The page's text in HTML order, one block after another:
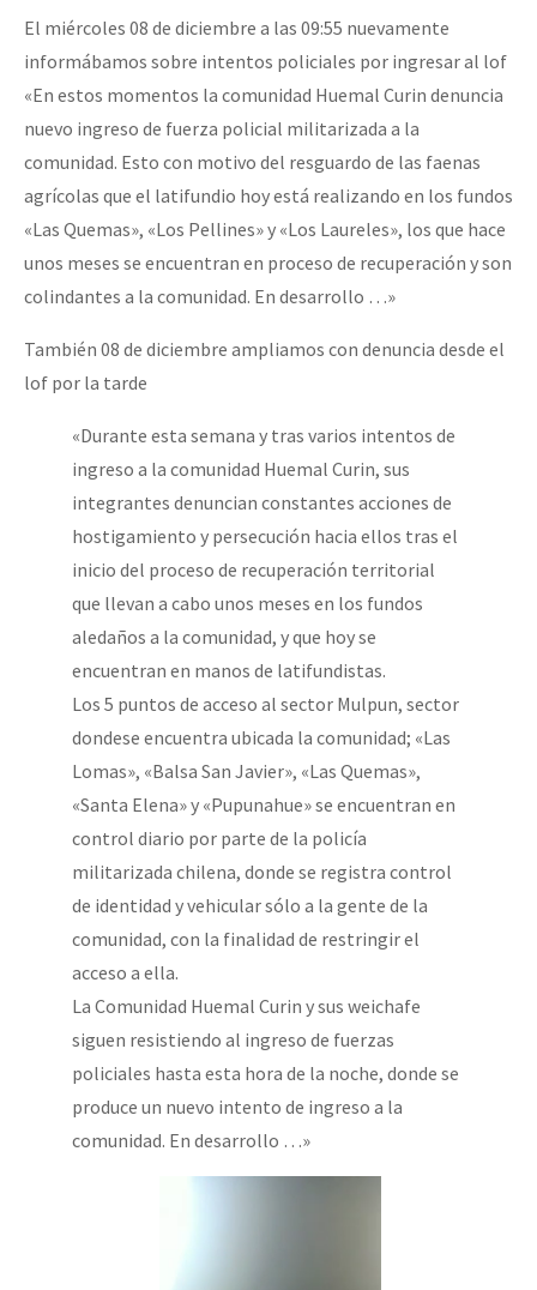
El miércoles 08 de diciembre a las 09:55 nuevamente
informábamos sobre intentos policiales por ingresar al lof
«En estos momentos la comunidad Huemal Curin denuncia
nuevo ingreso de fuerza policial militarizada a la
comunidad. Esto con motivo del resguardo de las faenas
agrícolas que el latifundio hoy está realizando en los fundos
«Las Quemas», «Los Pellines» y «Los Laureles», los que hace
unos meses se encuentran en proceso de recuperación y son
colindantes a la comunidad. En desarrollo …»
También 08 de diciembre ampliamos con denuncia desde el
lof por la tarde
«Durante esta semana y tras varios intentos de
ingreso a la comunidad Huemal Curin, sus
integrantes denuncian constantes acciones de
hostigamiento y persecución hacia ellos tras el
inicio del proceso de recuperación territorial
que llevan a cabo unos meses en los fundos
aledaños a la comunidad, y que hoy se
encuentran en manos de latifundistas.
Los 5 puntos de acceso al sector Mulpun, sector
dondese encuentra ubicada la comunidad; «Las
Lomas», «Balsa San Javier», «Las Quemas»,
«Santa Elena» y «Pupunahue» se encuentran en
control diario por parte de la policía
militarizada chilena, donde se registra control
de identidad y vehicular sólo a la gente de la
comunidad, con la finalidad de restringir el
acceso a ella.
La Comunidad Huemal Curin y sus weichafe
siguen resistiendo al ingreso de fuerzas
policiales hasta esta hora de la noche, donde se
produce un nuevo intento de ingreso a la
comunidad. En desarrollo …»